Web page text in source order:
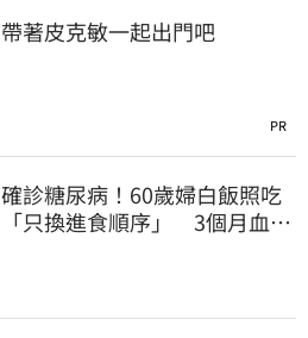
帶著皮克敏一起出門吧
PR
確診糖尿病！60歲婦白飯照吃
「只換進食順序」 3個月血糖